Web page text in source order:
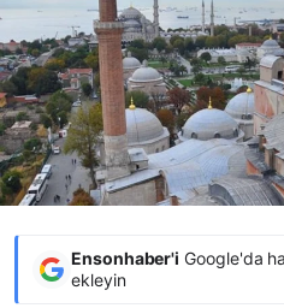
Ensonhaber'i Google'da
ekleyin